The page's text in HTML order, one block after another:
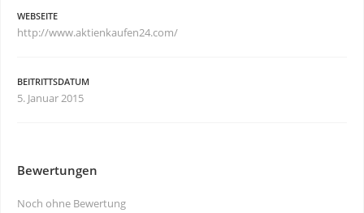
WEBSEITE
http://www.aktienkaufen24.com/
BEITRITTSDATUM
5. Januar 2015
Bewertungen
Noch ohne Bewertung